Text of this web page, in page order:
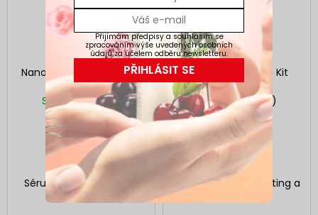
Nanolash Eyelash Serum
3 ml
Skladem(>5 ks)
869 Kč
DO KOŠÍKU
Sérum-kondicionér pro
růst řas
Nanolash Lash Lift Kit
Skladem(>5 ks)
1 199 Kč
DO KOŠÍKU
Praktická sada na lifting a
Přijímám předpisy a souhlasím se
zpracováním výše uvedených osobních
údajů za účelem odběru newsletteru.
PŘIHLÁSIT SE